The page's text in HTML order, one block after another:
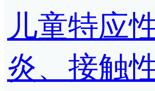
儿童特应
炎、接触